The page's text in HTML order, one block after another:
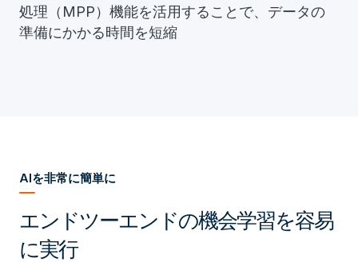
処理（MPP）機能を活用することで、データの
準備にかかる時間を短縮
AIを非常に簡単に
エンドツーエンドの機会学習を容易
に実行